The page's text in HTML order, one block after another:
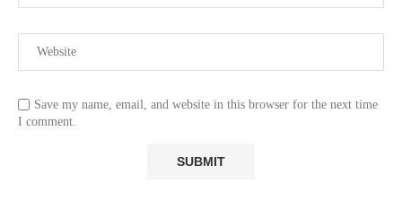
Save my name, email, and website in this browser for the next time
I comment.